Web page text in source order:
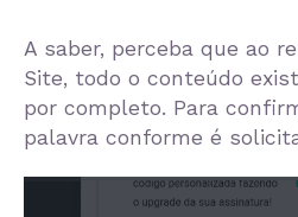
A saber, perceba que ao
Site, todo o conteúdo
por completo. Para
palavra conforme é